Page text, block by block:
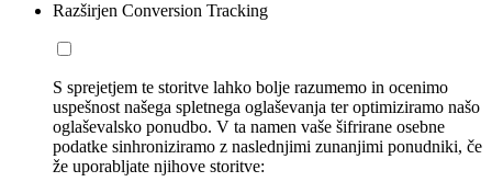
Razširjen Conversion Tracking
S sprejetjem te storitve lahko bolje razumemo in ocenimo
uspešnost našega spletnega oglaševanja ter optimiziramo našo
oglaševalsko ponudbo. V ta namen vaše šifrirane osebne
podatke sinhroniziramo z naslednjimi zunanjimi ponudniki, če
že uporabljate njihove storitve: